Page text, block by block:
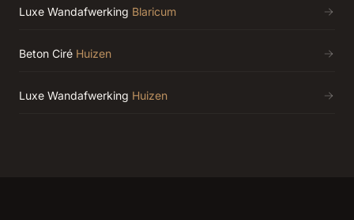
Luxe Wandafwerking Blaricum
Beton Ciré Huizen
Luxe Wandafwerking Huizen